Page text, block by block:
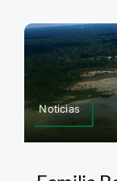
Noticias